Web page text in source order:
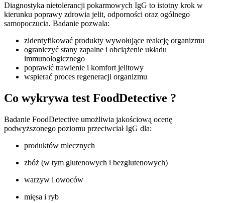
Diagnostyka nietolerancji pokarmowych IgG to istotny krok w
kierunku poprawy zdrowia jelit, odporności oraz ogólnego
samopoczucia. Badanie pozwala:
zidentyfikować produkty wywołujące reakcję organizmu
ograniczyć stany zapalne i obciążenie układu
immunologicznego
poprawić trawienie i komfort jelitowy
wspierać proces regeneracji organizmu
Co wykrywa test FoodDetective ?
Badanie FoodDetective umożliwia jakościową ocenę
podwyższonego poziomu przeciwciał IgG dla:
produktów mlecznych
zbóż (w tym glutenowych i bezglutenowych)
warzyw i owoców
mięsa i ryb